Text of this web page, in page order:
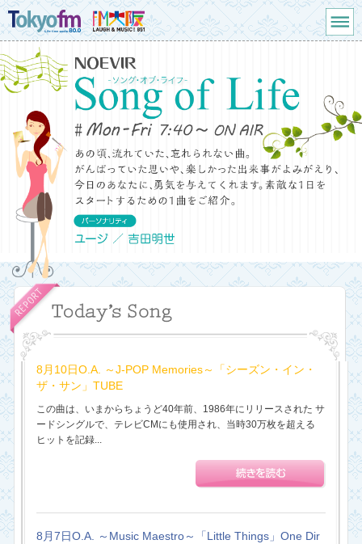
8月10日O.A. ～J-POP Memories～「シーズン・イン・
ザ・サン」TUBE
この曲は、いまからちょうど40年前、1986年にリリースされた サ
ードシングルで、テレビCMにも使用され、当時30万枚を超える
ヒットを記録...
8月7日O.A. ～Music Maestro～「Little Things」One Dir